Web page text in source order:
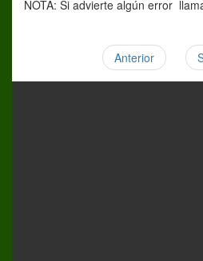
NOTA: Si advierte algún error
Anterior